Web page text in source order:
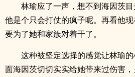
林瑜应了一声，想不到海因茨
他是个只会打仗的疯子呢。再看他
要为了她和家族对着干了。
这种被坚定选择的感觉让林瑜
面海因茨切切实实给她带来过伤害